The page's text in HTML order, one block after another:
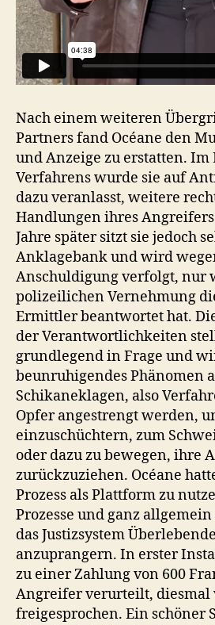
Nach einem weiteren
Partners fand Océane den
und Anzeige zu erstatten. Im
Verfahrens wurde sie auf
dazu veranlasst, weitere
Handlungen ihres
Jahre später sitzt sie jedoch
Anklagebank und wird
Anschuldigung verfolgt, nur
polizeilichen Vernehmung
Ermittler beantwortet hat.
der Verantwortlichkeiten
grundlegend in Frage und
beunruhigendes Phänomen
Schikaneklagen, also
Opfer angestrengt werden,
einzuschüchtern, zum
oder dazu zu bewegen, ihre
zurückzuziehen. Océane
Prozess als Plattform zu
Prozesse und ganz
das Justizsystem
anzuprangern. In erster
zu einer Zahlung von 600
Angreifer verurteilt, diesmal
freigesprochen. Ein schöner